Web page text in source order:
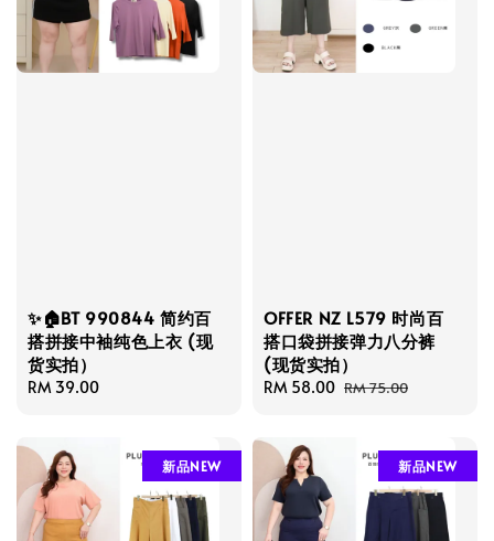
✨🏠BT 990844 简约百
搭拼接中袖纯色上衣 (现
货实拍）
Regular
RM 39.00
OFFER NZ L579 时尚百
搭口袋拼接弹力八分裤
(现货实拍）
Sale
RM 58.00 Regular
RM 75.00
新品NEW 新品NEW